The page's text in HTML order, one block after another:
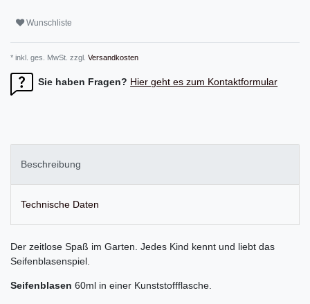
Wunschliste
* inkl. ges. MwSt. zzgl. Versandkosten
Sie haben Fragen? Hier geht es zum Kontaktformular
Beschreibung
Technische Daten
Der zeitlose Spaß im Garten. Jedes Kind kennt und liebt das
Seifenblasenspiel.
Seifenblasen 60ml in einer Kunststoffflasche.